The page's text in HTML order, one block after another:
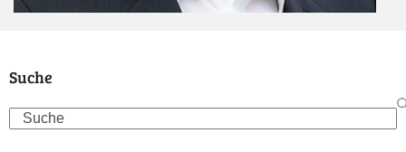
Suche
Search